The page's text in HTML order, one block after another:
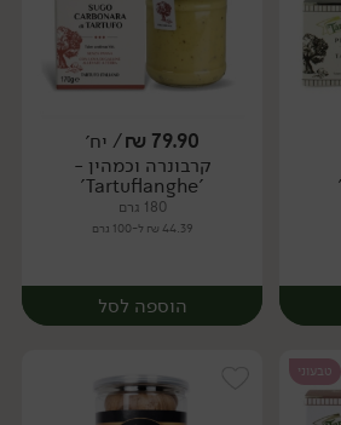
יח׳
79.90
₪/ יח׳
קרבונרה וכמהין -
'Tartuflanghe'
180 גרם
44.39 ₪ ל-100 גרם
הוספה לסל
טבעוני